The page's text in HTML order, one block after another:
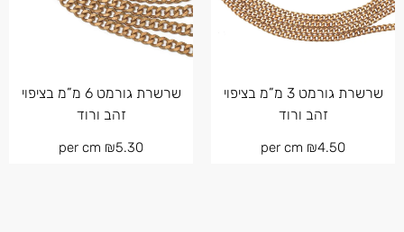
שרשרת גורמט 3 מ”מ בציפוי
זהב ורוד
₪4.50
שרשרת גורמט 6 מ”מ בציפוי
זהב ורוד
₪5.30